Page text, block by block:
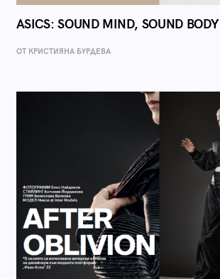
ASICS: SOUND MIND, SOUND BODY
ОТ КРИСТИЯНА БУРДЕВА